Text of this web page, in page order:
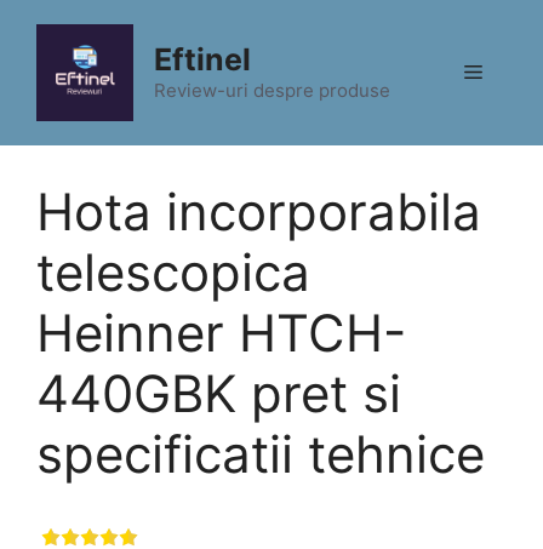
conținut
Eftinel
Review-uri despre produse
Meniu
Hota incorporabila
telescopica
Heinner HTCH-
440GBK pret si
specificatii tehnice